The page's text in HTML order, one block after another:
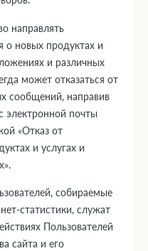
направлять
о новых продуктах и
и различных
может отказаться от
сообщений, направив
электронной почты
«Отказ от
и услугах и
собираемые
статистики, служат
Пользователей
сайта и его